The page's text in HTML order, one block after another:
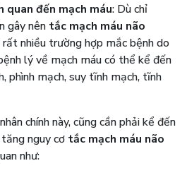
quan đến mạch máu: Dù chỉ
gây nên tắc mạch máu não
nhiều trường hợp mắc bệnh do
lý về mạch máu có thể kể đến
phình mạch, suy tĩnh mạch, tĩnh
chính này, cũng cần phải kể đến
nguy cơ tắc mạch máu não
như: